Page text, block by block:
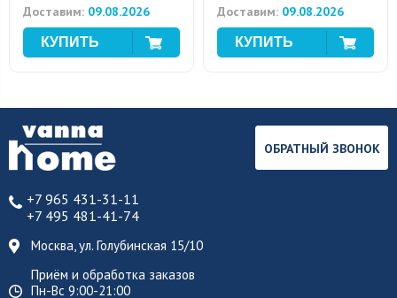
Доставим: 09.08.2026 Доставим: 09.08.2026
+7 965 431-31-11
+7 495 481-41-74
Москва, ул. Голубинская 15/10
Приём и обработка заказов
Пн-Вс 9:00-21:00
ОБРАТНЫЙ ЗВОНОК